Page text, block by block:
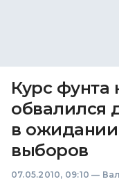
Курс фунта
обвалился
в ожидании
выборов
07.05.2010, 09:10 —